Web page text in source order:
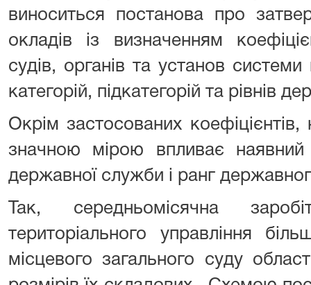
виноситься постанова про
окладів із визначенням
судів, органів та установ
категорій, підкатегорій та рівнів
Окрім застосованих коефіцієнтів,
значною мірою впливає
державної служби і ранг
Так, середньомісячна
територіального управління
місцевого загального суду